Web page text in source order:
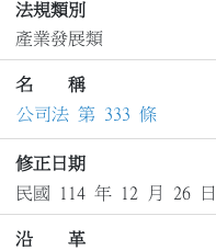
法規類別
產業發展類
名 稱
公司法 第 333 條
修正日期
民國 114 年 12 月 26 日
沿 革